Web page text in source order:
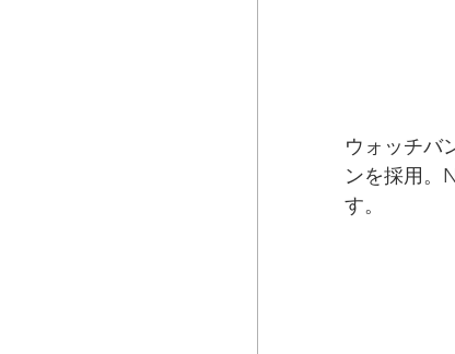
ウォッチバ
ンを採用。
す。